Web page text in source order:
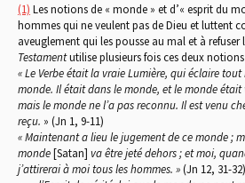
(1) Les notions de « monde » et d’« esprit du
hommes qui ne veulent pas de Dieu et luttent
aveuglement qui les pousse au mal et à refuser
Testamentutilise plusieurs fois ces deux notions
« Le Verbe était la vraie Lumière, qui éclaire
monde. Il était dans le monde, et le monde était
mais le monde ne l’a pas reconnu. Il est venu
reçu. » (Jn 1, 9-11)
« Maintenant a lieu le jugement de ce monde ;
monde[Satan] va être jeté dehors ; et moi,
j’attirerai à moi tous les hommes. »(Jn 12, 31-32)